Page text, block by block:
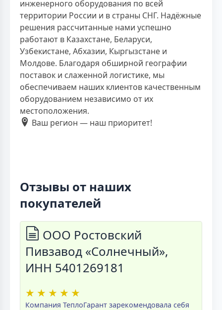
инженерного оборудования по всей
территории России и в страны СНГ. Надёжные
решения рассчитанные нами успешно
работают в Казахстане, Беларуси,
Узбекистане, Абхазии, Кыргызстане и
Молдове. Благодаря обширной географии
поставок и слаженной логистике, мы
обеспечиваем наших клиентов качественным
оборудованием независимо от их
местоположения.
Ваш регион — наш приоритет!
Отзывы от наших
покупателей
ООО Ростовский
Пивзавод «Солнечный»,
ИНН 5401269181
★ ★ ★ ★ ★
Компания ТеплоГарант зарекомендовала себя